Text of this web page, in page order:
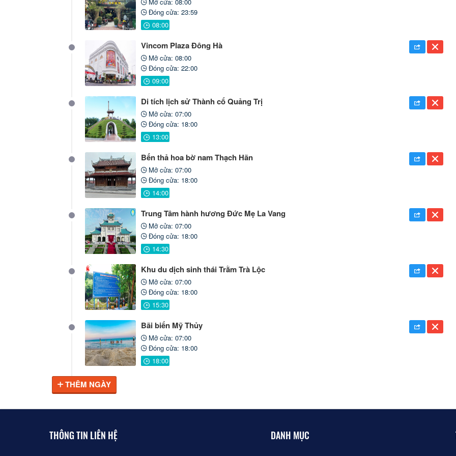
Đóng cửa: 23:59
Vincom Plaza Đông Hà
Mở cửa: 08:00
Đóng cửa: 22:00
Di tích lịch sử Thành cổ Quảng Trị
Mở cửa: 07:00
Đóng cửa: 18:00
Bến thả hoa bờ nam Thạch Hãn
Mở cửa: 07:00
Đóng cửa: 18:00
Trung Tâm hành hương Đức Mẹ La Vang
Mở cửa: 07:00
Đóng cửa: 18:00
Khu du dịch sinh thái Trằm Trà Lộc
Mở cửa: 07:00
Đóng cửa: 18:00
Bãi biển Mỹ Thủy
Mở cửa: 07:00
Đóng cửa: 18:00
THÊM NGÀY
THÔNG TIN LIÊN HỆ DANH MỤC